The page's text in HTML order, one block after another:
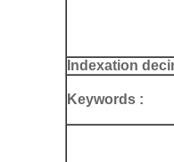
Indexation
Keywords :